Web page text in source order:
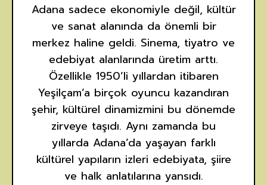
Adana sadece ekonomiyle değil, kültür
ve sanat alanında da önemli bir
merkez haline geldi. Sinema, tiyatro ve
edebiyat alanlarında üretim arttı.
Özellikle 1950’li yıllardan itibaren
Yeşilçam’a birçok oyuncu kazandıran
şehir, kültürel dinamizmini bu dönemde
zirveye taşıdı. Aynı zamanda bu
yıllarda Adana’da yaşayan farklı
kültürel yapıların izleri edebiyata, şiire
ve halk anlatılarına yansıdı.